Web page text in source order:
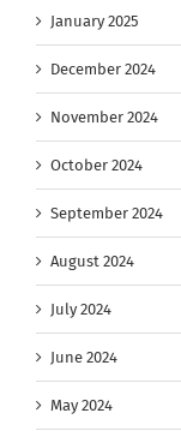
January 2025
December 2024
November 2024
October 2024
September 2024
August 2024
July 2024
June 2024
May 2024